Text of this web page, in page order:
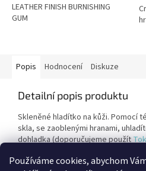
Používáme cookies, abychom
LEATHER FINISH BURNISHING
GUM
Popis Hodnocení Diskuze
Detailní popis produktu
Skleněné hladítko na kůži. Pomocí
skla, se zaoblenými hranami,
dohladka (doporučujeme použít